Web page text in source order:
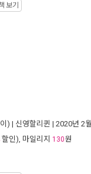
보기
) | 신영할리퀸 | 2020년 2월
할인), 마일리지 130원